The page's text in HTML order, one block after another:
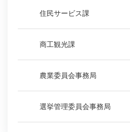
住民サービス課
商工観光課
農業委員会事務局
選挙管理委員会事務局